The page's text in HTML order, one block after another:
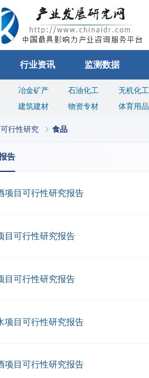
行业资讯 监测数据
冶金矿产 石油化工 无机化工
建筑建材 物资专材 体育用品
可行性研究 食品
告
项目可行性研究报告
目可行性研究报告
目可行性研究报告
项目可行性研究报告
项目可行性研究报告